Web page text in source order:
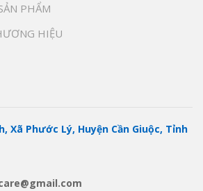
PHẨM
HIỆU
Xã Phước Lý, Huyện Cần Giuộc, Tỉnh